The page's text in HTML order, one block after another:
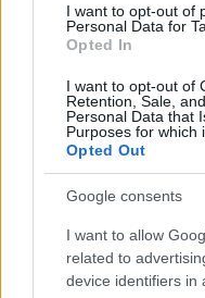
I want to opt-out of
Personal Data for
Opted In
I want to opt-out of
Retention, Sale,
Personal Data that
Purposes for which
Opted Out
Google consents
I want to allow
related to
device identifiers in
Eureka Bridged PAX
(PAXG)
Kinza Babylon Staked
(KBTC)
Steakhouse EURCV